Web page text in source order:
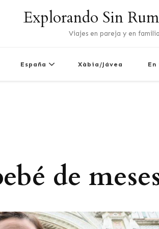
Explorando Sin
Viajes en pareja y en familia
España Xàbia/Jávea
de